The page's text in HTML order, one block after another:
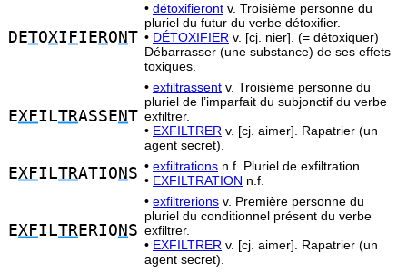
DETOXI FIE RO NT
• détoxifieront v. Troisième personne du
pluriel du futur du verbe détoxifier.
• DÉTOXIFIER v. [cj. nier]. (= détoxiquer)
Débarrasser (une substance) de ses effets
toxiques.
EXFILTRASSE NT
• exfiltrassent v. Troisième personne du
pluriel de l’imparfait du subjonctif du verbe
exfiltrer.
• EXFILTRER v. [cj. aimer]. Rapatrier (un
agent secret).
EXFILTRATIO N S • exfiltrations n.f. Pluriel de exfiltration.
• EXFILTRATION n.f.
EXFILTRERIO N S
• exfiltrerions v. Première personne du
pluriel du conditionnel présent du verbe
exfiltrer.
• EXFILTRER v. [cj. aimer]. Rapatrier (un
agent secret).